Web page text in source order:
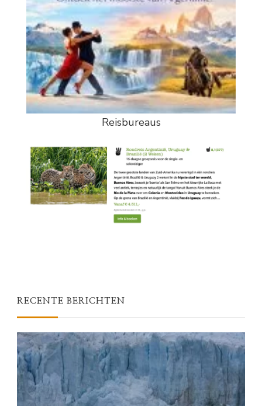
Reisbureaus
RECENTE BERICHTEN